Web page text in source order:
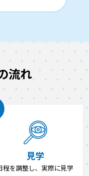
流れ
見学
程を調整し、実際に見学